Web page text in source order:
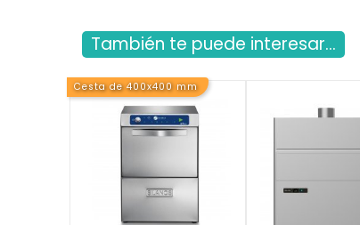
También te puede interesar...
Cesta de 400x400 mm